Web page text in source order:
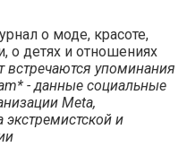
о моде, красоте,
о детях и отношениях
встречаются упоминания
- данные социальные
Meta,
экстремистской и